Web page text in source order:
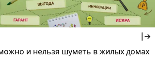
и нельзя шуметь в жилых домах